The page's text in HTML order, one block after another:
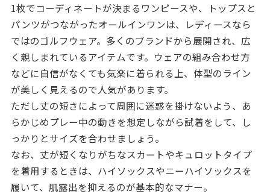
1枚でコーディネートが決まるワンピースや、トップスと
パンツがつながったオールインワンは、レディースなら
ではのゴルフウェア。多くのブランドから展開され、広
く親しまれているアイテムです。ウェアの組み合わせ方
などに自信がなくても気楽に着られる上、体型のライン
が美しく見えるので人気があります。
ただし丈の短さによって周囲に迷惑を掛けないよう、あ
らかじめプレー中の動きを想定しながら試着をして、し
っかりとサイズを合わせましょう。
なお、丈が短くなりがちなスカートやキュロットタイプ
を着用するときは、ハイソックスやニーハイソックスを
履いて、肌露出を抑えるのが基本的なマナー。